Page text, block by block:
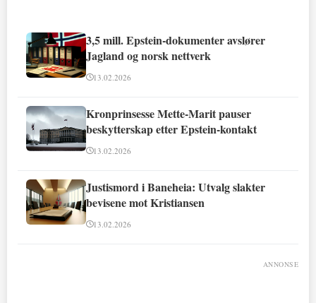
3,5 mill. Epstein-dokumenter avslører
Jagland og norsk nettverk
13.02.2026
Kronprinsesse Mette-Marit pauser
beskytterskap etter Epstein-kontakt
13.02.2026
Justismord i Baneheia: Utvalg slakter
bevisene mot Kristiansen
13.02.2026
ANNONSE